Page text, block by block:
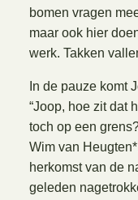
bomen vragen
maar ook hier
werk. Takken
In de pauze komt
“Joop, hoe zit dat
toch op een
Wim van
herkomst van de
geleden